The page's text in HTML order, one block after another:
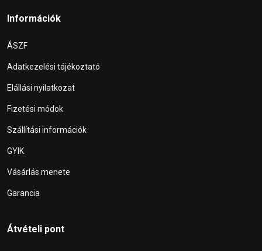
Információk
ÁSZF
Adatkezelési tájékoztató
Elállási nyilatkozat
Fizetési módok
Szállítási információk
GYIK
Vásárlás menete
Garancia
Átvételi pont